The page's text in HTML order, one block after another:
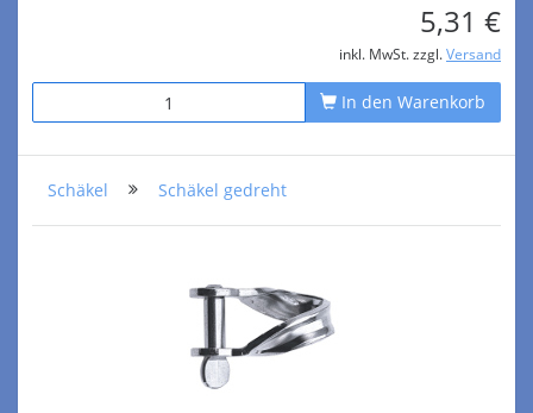
5,31 €
inkl. MwSt. zzgl. Versand
In den Warenkorb
Schäkel Schäkel gedreht